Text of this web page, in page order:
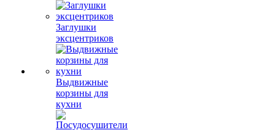
Заглушки
эксцентриков
Выдвижные
корзины для
кухни